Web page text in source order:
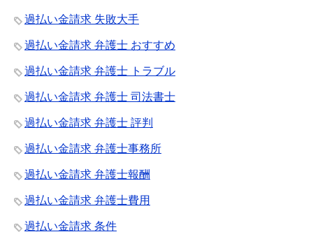
過払い金請求 失敗大手
過払い金請求 弁護士 おすすめ
過払い金請求 弁護士 トラブル
過払い金請求 弁護士 司法書士
過払い金請求 弁護士 評判
過払い金請求 弁護士事務所
過払い金請求 弁護士報酬
過払い金請求 弁護士費用
過払い金請求 条件